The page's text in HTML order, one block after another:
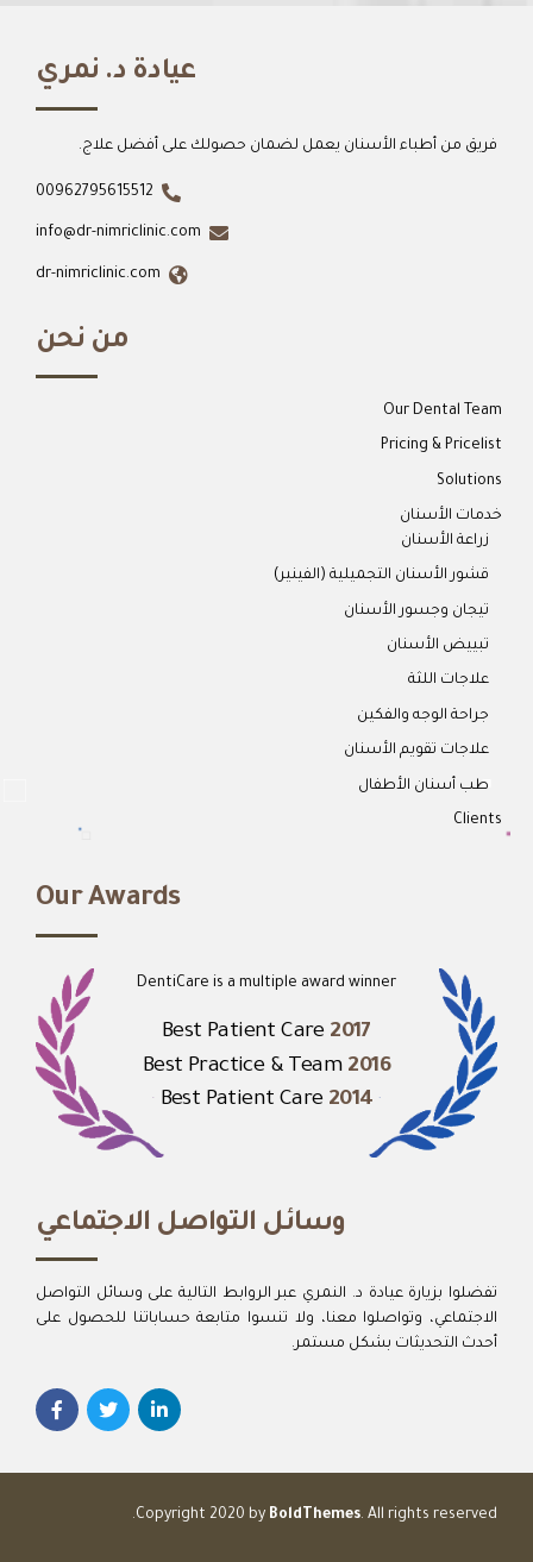
عيادة د. نمري
فريق من أطباء الأسنان يعمل لضمان حصولك على أفضل علاج.
00962795615512
info@dr-nimriclinic.com
dr-nimriclinic.com
من نحن
Our Dental Team
Pricing & Pricelist
Solutions
خدمات الأسنان
زراعة الأسنان
قشور الأسنان التجميلية (الفينير)
تيجان وجسور الأسنان
تبييض الأسنان
علاجات اللثة
جراحة الوجه والفكين
علاجات تقويم الأسنان
طب أسنان الأطفال
Clients
Our Awards
DentiCare is a multiple award winner
Best Patient Care 2017
Best Practice & Team 2016
Best Patient Care 2014
وسائل التواصل الاجتماعي
تفضلوا بزيارة عيادة د. النمري عبر الروابط التالية على وسائل التواصل
الاجتماعي، وتواصلوا معنا، ولا تنسوا متابعة حساباتنا للحصول على
أحدث التحديثات بشكل مستمر.
Copyright 2020 by BoldThemes. All rights reserved.